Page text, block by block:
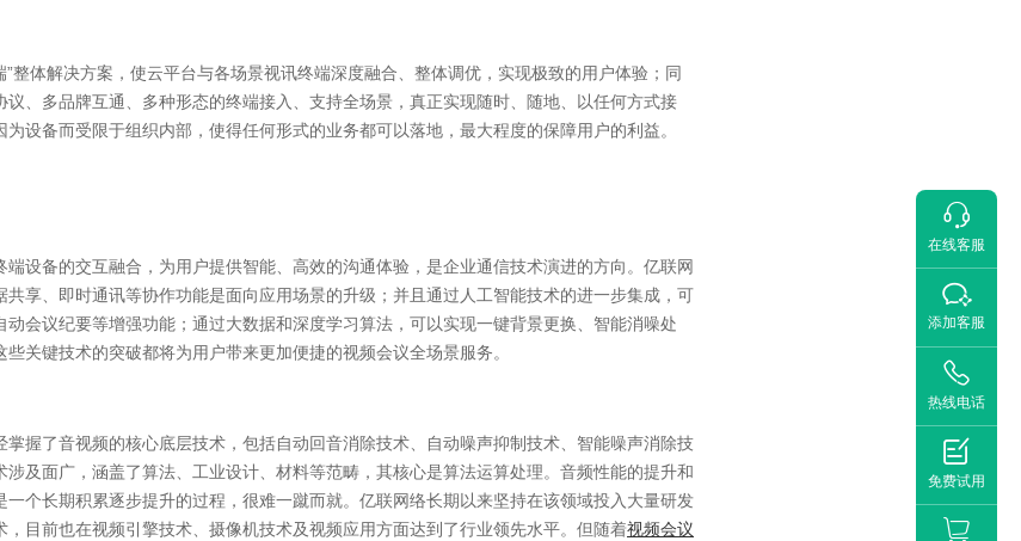
整体解决方案，使云平台与各场景视讯终端深度融合、整体调优，实现极致的用户体验；同
、多品牌互通、多种形态的终端接入、支持全场景，真正实现随时、随地、以任何方式接
设备而受限于组织内部，使得任何形式的业务都可以落地，最大程度的保障用户的利益。
设备的交互融合，为用户提供智能、高效的沟通体验，是企业通信技术演进的方向。亿联网
享、即时通讯等协作功能是面向应用场景的升级；并且通过人工智能技术的进一步集成，可
动会议纪要等增强功能；通过大数据和深度学习算法，可以实现一键背景更换、智能消噪处
关键技术的突破都将为用户带来更加便捷的视频会议全场景服务。
握了音视频的核心底层技术，包括自动回音消除技术、自动噪声抑制技术、智能噪声消除技
及面广，涵盖了算法、工业设计、材料等范畴，其核心是算法运算处理。音频性能的提升和
个长期积累逐步提升的过程，很难一蹴而就。亿联网络长期以来坚持在该领域投入大量研发
目前也在视频引擎技术、摄像机技术及视频应用方面达到了行业领先水平。但随着视频会议

在线客服

添加客服

热线电话

免费试用